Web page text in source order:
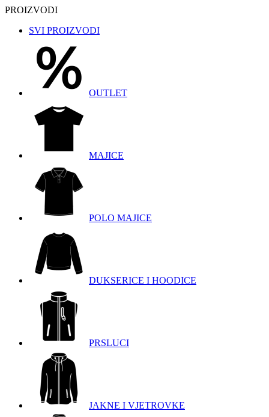
PROIZVODI
SVI PROIZVODI
OUTLET
MAJICE
POLO MAJICE
DUKSERICE I HOODICE
PRSLUCI
JAKNE I VJETROVKE